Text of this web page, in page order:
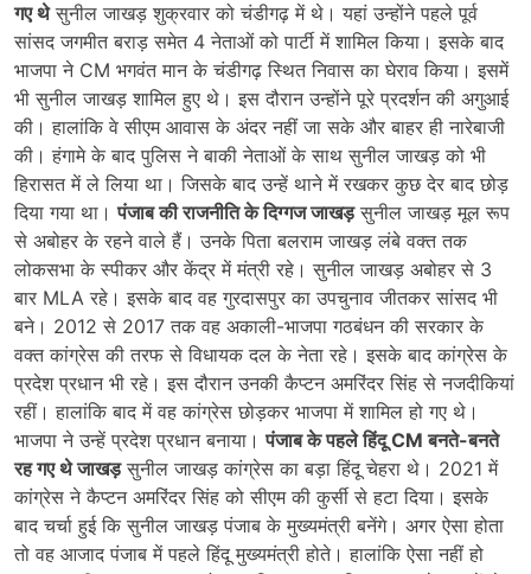
गए थेसुनील जाखड़ शुक्रवार को चंडीगढ़ में थे। यहां उन्होंने पहले पूर्व
सांसद जगमीत बराड़ समेत 4 नेताओं को पार्टी में शामिल किया। इसके बाद
भाजपा ने CM भगवंत मान के चंडीगढ़ स्थित निवास का घेराव किया। इसमें
भी सुनील जाखड़ शामिल हुए थे। इस दौरान उन्होंने पूरे प्रदर्शन की अगुआई
की। हालांकि वे सीएम आवास के अंदर नहीं जा सके और बाहर ही नारेबाजी
की। हंगामे के बाद पुलिस ने बाकी नेताओं के साथ सुनील जाखड़ को भी
हिरासत में ले लिया था। जिसके बाद उन्हें थाने में रखकर कुछ देर बाद छोड़
दिया गया था।पंजाब की राजनीति के दिग्गज जाखड़सुनील जाखड़ मूल रूप
से अबोहर के रहने वाले हैं। उनके पिता बलराम जाखड़ लंबे वक्त तक
लोकसभा के स्पीकर और केंद्र में मंत्री रहे। सुनील जाखड़ अबोहर से 3
बार MLA रहे। इसके बाद वह गुरदासपुर का उपचुनाव जीतकर सांसद भी
बने। 2012 से 2017 तक वह अकाली-भाजपा गठबंधन की सरकार के
वक्त कांग्रेस की तरफ से विधायक दल के नेता रहे। इसके बाद कांग्रेस के
प्रदेश प्रधान भी रहे। इस दौरान उनकी कैप्टन अमरिंदर सिंह से नजदीकियां
रहीं। हालांकि बाद में वह कांग्रेस छोड़कर भाजपा में शामिल हो गए थे।
भाजपा ने उन्हें प्रदेश प्रधान बनाया।पंजाब के पहले हिंदू CM बनते-बनते
रह गए थे जाखड़सुनील जाखड़ कांग्रेस का बड़ा हिंदू चेहरा थे। 2021 में
कांग्रेस ने कैप्टन अमरिंदर सिंह को सीएम की कुर्सी से हटा दिया। इसके
बाद चर्चा हुई कि सुनील जाखड़ पंजाब के मुख्यमंत्री बनेंगे। अगर ऐसा होता
तो वह आजाद पंजाब में पहले हिंदू मुख्यमंत्री होते। हालांकि ऐसा नहीं हो